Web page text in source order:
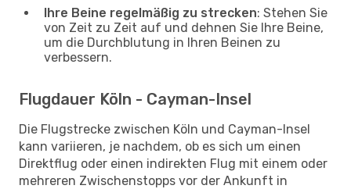
Ihre Beine regelmäßig zu strecken: Stehen Sie
von Zeit zu Zeit auf und dehnen Sie Ihre Beine,
um die Durchblutung in Ihren Beinen zu
verbessern.
Flugdauer Köln - Cayman-Insel
Die Flugstrecke zwischen Köln und Cayman-Insel
kann variieren, je nachdem, ob es sich um einen
Direktflug oder einen indirekten Flug mit einem oder
mehreren Zwischenstopps vor der Ankunft in